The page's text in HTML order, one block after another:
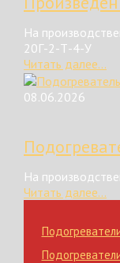
На
20Г-2-Т-4-У
Читать далее...
08.06.2026
На
Читать далее...